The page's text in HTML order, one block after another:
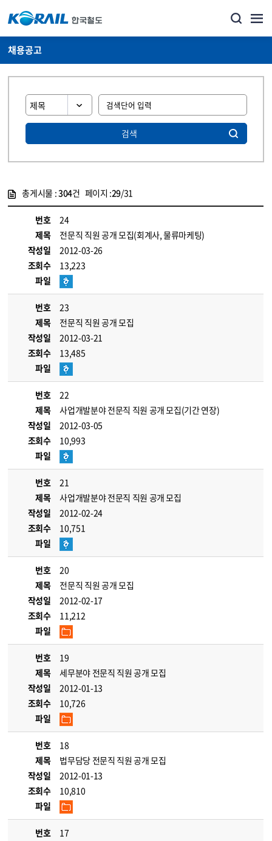
채용공고
검색
총게시물 :304건 페이지 :29/31
번호
24
제목
전문직 직원 공개 모집(회계사, 물류마케팅)
작성일
2012-03-26
조회수
13,223
파일
번호
23
제목
전문직 직원 공개 모집
작성일
2012-03-21
조회수
13,485
파일
번호
22
제목
사업개발분야 전문직 직원 공개 모집(기간 연장)
작성일
2012-03-05
조회수
10,993
파일
번호
21
제목
사업개발분야 전문직 직원 공개 모집
작성일
2012-02-24
조회수
10,751
파일
번호
20
제목
전문직 직원 공개 모집
작성일
2012-02-17
조회수
11,212
파일
번호
19
제목
세무분야 전문직 직원 공개 모집
작성일
2012-01-13
조회수
10,726
파일
번호
18
제목
법무담당 전문직 직원 공개 모집
작성일
2012-01-13
조회수
10,810
파일
번호
17